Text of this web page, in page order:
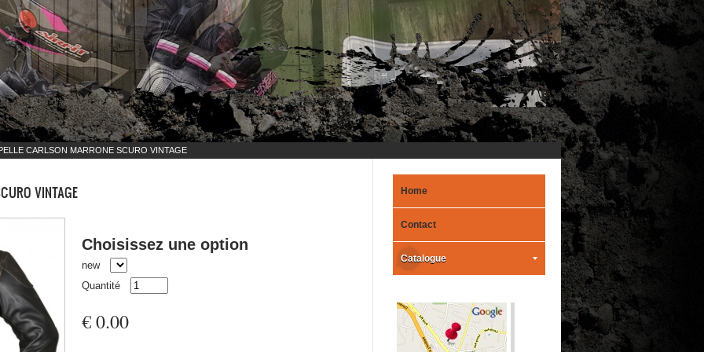
CARLSON MARRONE SCURO VINTAGE
VINTAGE
Choisissez une option
new
Quantité
€ 0.00
Home
Contact
Catalogue